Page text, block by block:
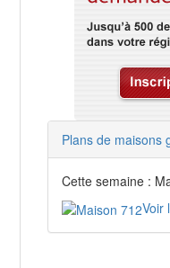
Plans de maisons
Cette semaine :
Voir